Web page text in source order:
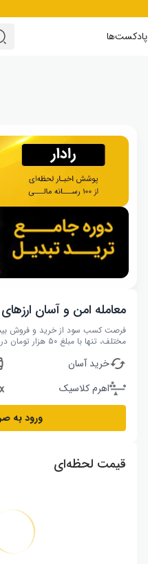
پادکست‌ها
معامله امن و آسان
مختلف، تنها با مبلغ ۵۰ هزار تومان در اختیار شماست.
خرید آسان
اهرم کلاسیک
ورود به
قیمت لحظه‌ای